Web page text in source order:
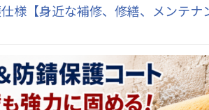
様【身近な補修、修繕、メンテナ